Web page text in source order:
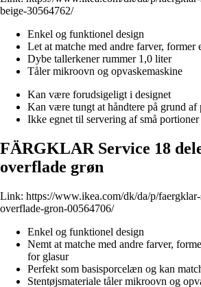
beige-30564762/
Enkel og funktionel design
Let at matche med andre farver, former
Dybe tallerkener rummer 1,0 liter
Tåler mikroovn og opvaskemaskine
Kan være forudsigeligt i designet
Kan være tungt at håndtere på grund af
Ikke egnet til servering af små portioner
FÄRGKLAR Service 18
overflade grøn
Link: https://www.ikea.com/dk/da/p/
overflade-gron-00564706/
Enkel og funktionel design
Nemt at matche med andre farver,
for glasur
Perfekt som basisporcelæn og kan
Stentøjsmateriale tåler mikroovn og